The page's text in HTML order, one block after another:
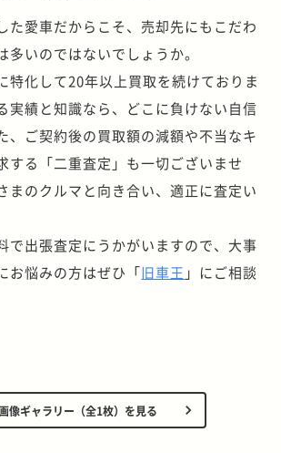
た愛車だからこそ、売却先にもこだわ
多いのではないでしょうか。
特化して20年以上買取を続けておりま
実績と知識なら、どこに負けない自信
、ご契約後の買取額の減額や不当なキ
する「二重査定」も一切ございませ
まのクルマと向き合い、適正に査定い
で出張査定にうかがいますので、大事
お悩みの方はぜひ「旧車王 」にご相談
像ギャラリー（全1枚）を見る